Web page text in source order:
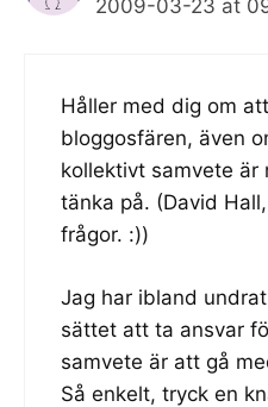
2009-03-23 at
Håller med dig om
bloggosfären, även
kollektivt samvete
tänka på. (David
frågor. :))
Jag har ibland
sättet att ta ansvar
samvete är att gå
Så enkelt, tryck en